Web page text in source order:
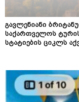
გავლენიანი
საქართველოს
სტატიების ციკლს